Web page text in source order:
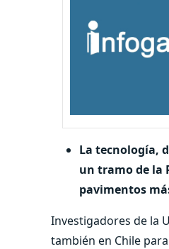
La tecnología,
un tramo de la
pavimentos
Investigadores de la
también en Chile